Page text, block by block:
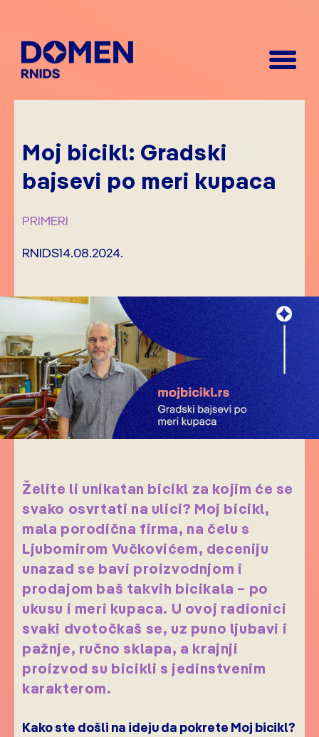
Moj bicikl: Gradski
bajsevi po meri kupaca
PRIMERI
RNIDS14.08.2024.
Želite li unikatan bicikl za kojim će se
svako osvrtati na ulici? Moj bicikl,
mala porodična firma, na čelu s
Ljubomirom Vučkovićem, deceniju
unazad se bavi proizvodnjom i
prodajom baš takvih bicikala – po
ukusu i meri kupaca. U ovoj radionici
svaki dvotočkaš se, uz puno ljubavi i
pažnje, ručno sklapa, a krajnji
proizvod su bicikli s jedinstvenim
karakterom.
Kako ste došli na ideju da pokrete Moj bicikl?